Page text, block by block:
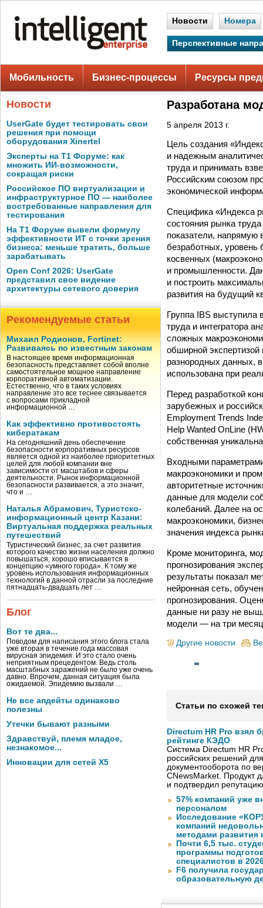
Новости Номера
Перспективные
Мобильность Бизнес-процессы Ресурсы
Новости
UserGate будет тестировать свои
решения при помощи
оборудования Xinertel
Эксперты на Т1 Форуме: как
множить ИИ-возможности,
сокращая риски
Российское ПО виртуализации и
инфраструктурное ПО — наиболее
востребованные направления для
тестирования
На Т1 Форуме вывели формулу
эффективности ИТ с точки зрения
бизнеса: меньше тратить, больше
зарабатывать
Open Conf 2026: UserGate
представил свое видение
архитектуры сетевого доверия
Рекомендуемые статьи
Михаил Родионов, Fortinet:
Развиваясь по известным законам
В настоящее время информационная
безопасность представляет собой вполне
самостоятельное мощное направление
корпоративной автоматизации.
Естественно, что в таких условиях
направление это все теснее связывается
с вопросами прикладной
информационной …
Как эффективно противостоять
кибератакам
На сегодняшний день обеспечение
безопасности корпоративных ресурсов
является одной из наиболее приоритетных
целей для любой компании вне
зависимости от масштабов и сферы
деятельности. Рынок информационной
безопасности развивается, а это значит,
что и …
Наталья Абрамович, Туристско-
информационный центр Казани:
Виртуальная поддержка реальных
путешествий
Туристический бизнес, за счет развития
которого качество жизни населения должно
повышаться, хорошо вписывается в
концепцию «умного города». К тому же
уровень использования информационных
технологий в данной отрасли за последние
пятнадцать-двадцать лет …
Блог
Вот те два...
Поводом для написания этого блога стала
уже вторая в течение года массовая
вирусная эпидемия. И это стало очень
неприятным прецедентом. Ведь столь
масштабных заражений не было уже очень
давно. Впрочем, данная ситуация была
ожидаемой. Эпидемию вызвали …
Не все апдейты одинаково
полезны
Утечки бывают разными
Здравствуй, племя младое,
незнакомое...
Инновации для сетей X5
Разработана
5 апреля 2013 г.
Цель создания
и надежным
труда и принимать
Российским союзом
экономической
Специфика «Индекса
состояния рынка
показатели, напрямую
безработных, уровень
косвенных
и промышленности.
и построить
развития на будущий
Группа IBS выступила
труда и интегратора
сложных
обширной
разнородных данных,
использована при
Перед разработкой
зарубежных и
Employment Trends
Help Wanted OnLine
собственная
Входными
макроэкономики и
авторитетные
данные для модели
колебаний. Далее на
макроэкономики,
значения индекса
Кроме мониторинга,
прогнозирования
результаты показал
нейронная сеть,
прогнозирования.
данные ни разу не
модели — на три
Другие новости
Статьи по схожей
Directum HR Pro взял
рейтинге КЭДО
Система Directum HR
российских решений
документооборота по
CNewsMarket. Продукт
и подтвердил
57% компаний уже
персоналом
Исследование
компаний
методами развития
Почти 6,5 тыс.
программы
специалистов в
F6 получила
образовательную